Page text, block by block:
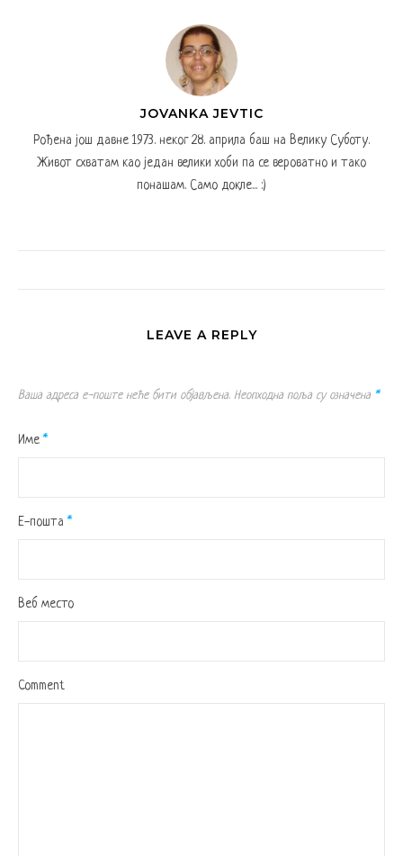
JOVANKA JEVTIC
Рођена још давне 1973. неког 28. априла баш на Велику Суботу.
Живот схватам као један велики хоби па се вероватно и тако
понашам. Само докле... :)
LEAVE A REPLY
Ваша адреса е-поште неће бити објављена. Неопходна поља су означена *
Име *
Е-пошта *
Веб место
Comment